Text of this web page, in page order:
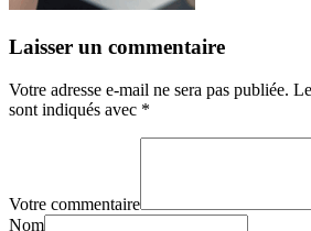
Laisser un commentaire
Votre adresse e-mail ne sera pas publiée.
sont indiqués avec *
Votre commentaire
Nom